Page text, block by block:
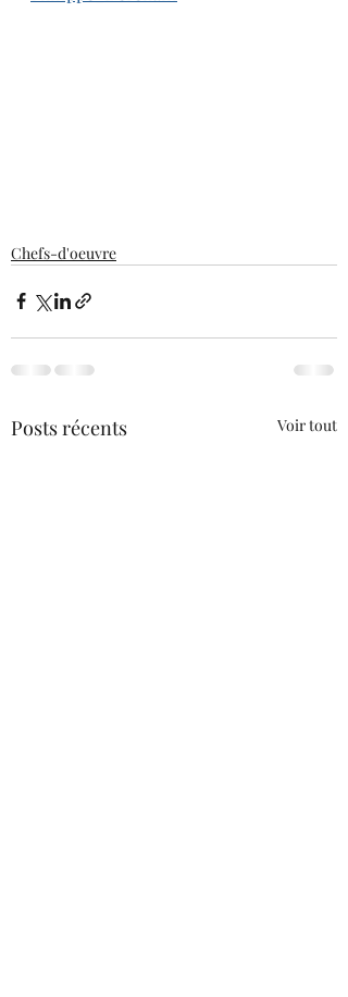
Chefs-d'oeuvre
Posts récents Voir tout